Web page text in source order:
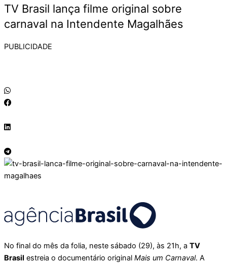
TV Brasil lança filme original sobre
carnaval na Intendente Magalhães
PUBLICIDADE
No final do mês da folia, neste sábado (29), às 21h, a TV
Brasil estreia o documentário original Mais um Carnaval. A